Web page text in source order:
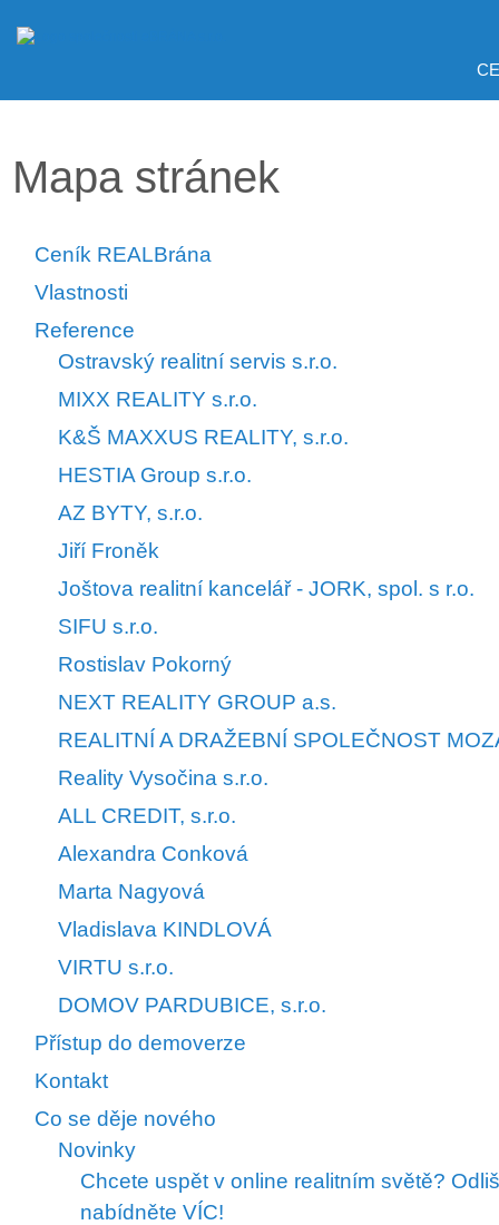
Mapa stránek
Ceník REALBrána
Vlastnosti
Reference
Ostravský realitní servis s.r.o.
MIXX REALITY s.r.o.
K&Š MAXXUS REALITY, s.r.o.
HESTIA Group s.r.o.
AZ BYTY, s.r.o.
Jiří Froněk
Joštova realitní kancelář - JORK, spol. s r.o.
SIFU s.r.o.
Rostislav Pokorný
NEXT REALITY GROUP a.s.
REALITNÍ A DRAŽEBNÍ SPOLEČNOST
Reality Vysočina s.r.o.
ALL CREDIT, s.r.o.
Alexandra Conková
Marta Nagyová
Vladislava KINDLOVÁ
VIRTU s.r.o.
DOMOV PARDUBICE, s.r.o.
Přístup do demoverze
Kontakt
Co se děje nového
Novinky
Chcete uspět v online realitním světě?
nabídněte VÍC!